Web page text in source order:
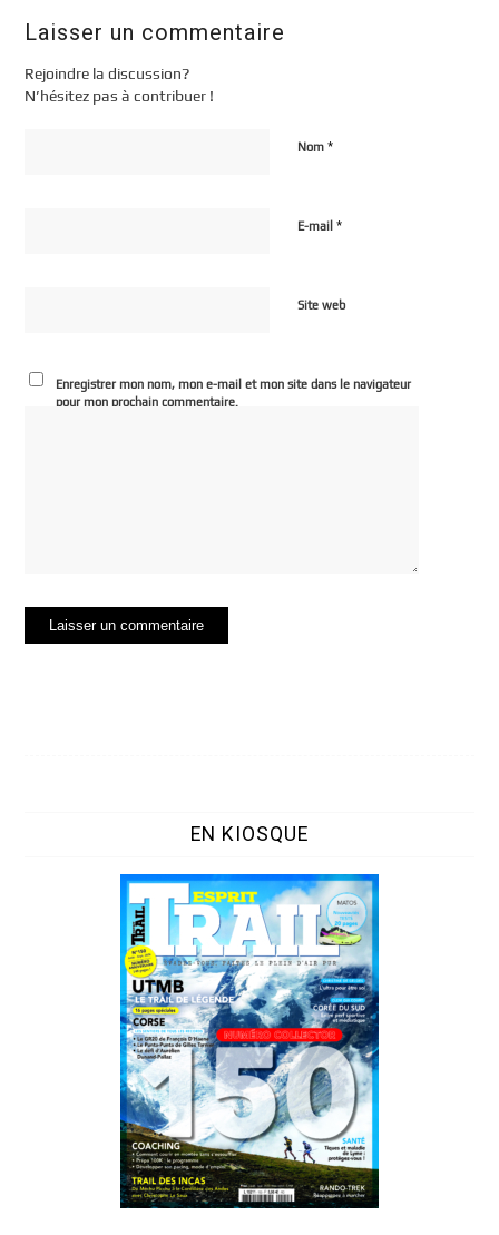
Laisser un commentaire
Rejoindre la discussion?
N’hésitez pas à contribuer !
Nom*
E-mail*
Site web
Enregistrer mon nom, mon e-mail et mon site dans le navigateur
pour mon prochain commentaire.
EN KIOSQUE